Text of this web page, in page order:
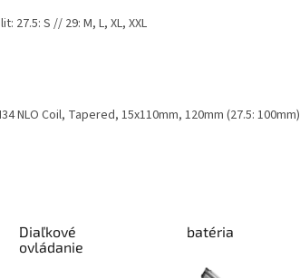
27.5: S // 29: M, L, XL, XXL
NLO Coil, Tapered, 15x110mm, 120mm (27.5: 100mm)
Diaľkové
ovládanie
batéria